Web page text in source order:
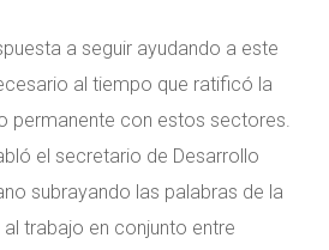
a seguir ayudando a este
al tiempo que ratificó la
permanente con estos sectores.
el secretario de Desarrollo
subrayando las palabras de la
trabajo en conjunto entre